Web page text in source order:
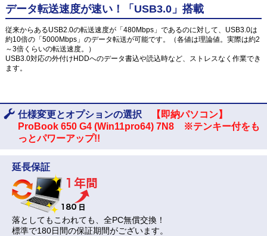
データ転送速度が速い！「USB3.0」搭載
従来からあるUSB2.0の転送速度が「480Mbps」であるのに対して、USB3.0は
約10倍の「5000Mbps」のデータ転送が可能です。（各値は理論値。実際は約2
～3倍くらいの転送速度。）
USB3.0対応の外付けHDDへのデータ書込や読込時など、ストレスなく作業でき
ます。
仕様変更とオプションの選択
【即納パソコン】
ProBook 650 G4 (Win11pro64) 7N8 ※テンキー付をも
っとパワーアップ!!
延長保証
落としてもこわれても、全PC無償交換！
標準で180日間の保証期間がございます。